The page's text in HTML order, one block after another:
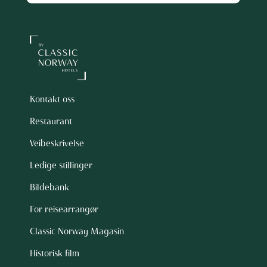
Kontakt oss
Restaurant
Veibeskrivelse
Ledige stillinger
Bildebank
For reisearrangør
Classic Norway Magasin
Historisk film